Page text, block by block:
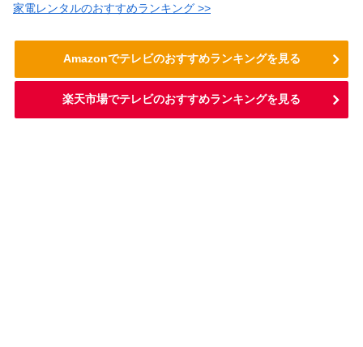
家電レンタルのおすすめランキング >>
Amazonでテレビのおすすめランキングを見る
楽天市場でテレビのおすすめランキングを見る